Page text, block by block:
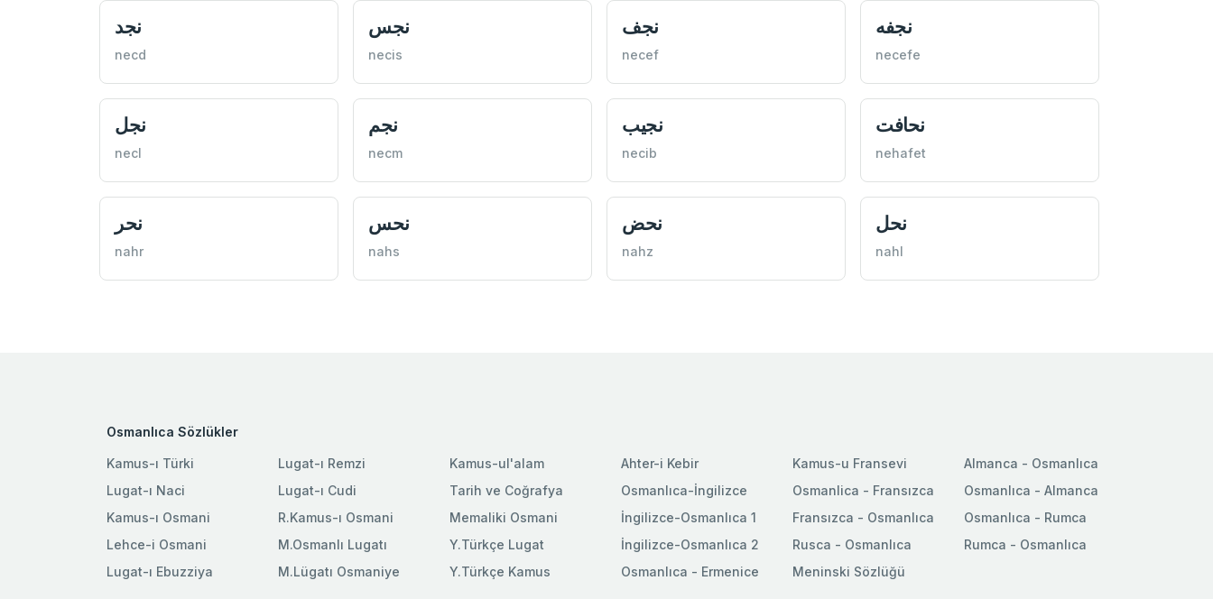
نجد
necd
نجس
necis
نجف
necef
نجفه
necefe
نجل
necl
نجم
necm
نجيب
necib
نحافت
nehafet
نحر
nahr
نحس
nahs
نحض
nahz
نحل
nahl
Osmanlıca Sözlükler
Kamus-ı Türki
Lugat-ı Naci
Kamus-ı Osmani
Lehce-i Osmani
Lugat-ı Ebuzziya
Lugat-ı Remzi
Lugat-ı Cudi
R.Kamus-ı Osmani
M.Osmanlı Lugatı
M.Lügatı Osmaniye
Kamus-ul'alam
Tarih ve Coğrafya
Memaliki Osmani
Y.Türkçe Lugat
Y.Türkçe Kamus
Ahter-i Kebir
Osmanlıca-İngilizce
İngilizce-Osmanlıca 1
İngilizce-Osmanlıca 2
Osmanlıca - Ermenice
Kamus-u Fransevi
Osmanlica - Fransızca
Fransızca - Osmanlıca
Rusca - Osmanlıca
Meninski Sözlüğü
Almanca - Osmanlıca
Osmanlıca - Almanca
Osmanlıca - Rumca
Rumca - Osmanlıca